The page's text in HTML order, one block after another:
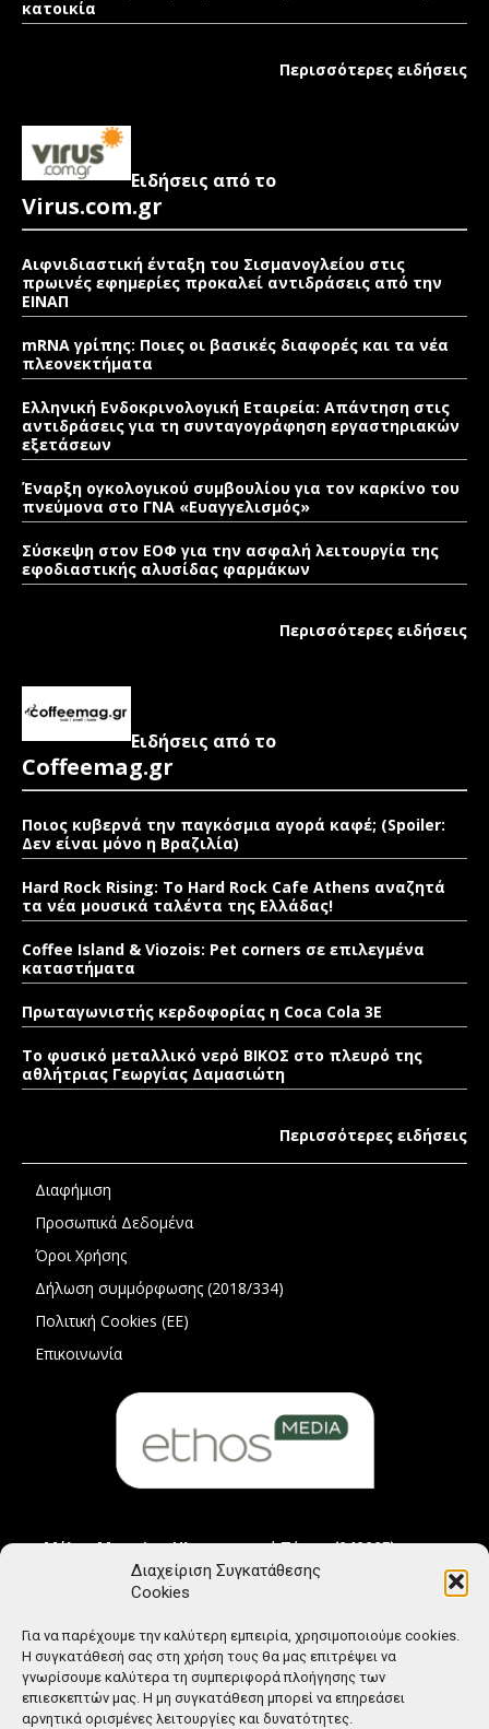
Διαχείριση Συγκατάθεσης
Cookies
Για να παρέχουμε την καλύτερη εμπειρία, χρησιμοποιούμε cookies.
Η συγκατάθεσή σας στη χρήση τους θα μας επιτρέψει να
γνωρίσουμε καλύτερα τη συμπεριφορά πλοήγησης των
επιεσκεπτών μας. Η μη συγκατάθεση μπορεί να επηρεάσει
αρνητικά ορισμένες λειτουργίες και δυνατότητες.
κατοικία
Περισσότερες ειδήσεις
Ειδήσεις από το
Virus.com.gr
Αιφνιδιαστική ένταξη του Σισμανογλείου στις
πρωινές εφημερίες προκαλεί αντιδράσεις από την
ΕΙΝΑΠ
mRNA γρίπης: Ποιες οι βασικές διαφορές και τα νέα
πλεονεκτήματα
Ελληνική Ενδοκρινολογική Εταιρεία: Απάντηση στις
αντιδράσεις για τη συνταγογράφηση εργαστηριακών
εξετάσεων
Έναρξη ογκολογικού συμβουλίου για τον καρκίνο του
πνεύμονα στο ΓΝΑ «Ευαγγελισμός»
Σύσκεψη στον ΕΟΦ για την ασφαλή λειτουργία της
εφοδιαστικής αλυσίδας φαρμάκων
Περισσότερες ειδήσεις
Ειδήσεις από το
Coffeemag.gr
Ποιος κυβερνά την παγκόσμια αγορά καφέ; (Spoiler:
Δεν είναι μόνο η Βραζιλία)
Hard Rock Rising: Το Hard Rock Cafe Athens αναζητά
τα νέα μουσικά ταλέντα της Ελλάδας!
Coffee Island & Viozois: Pet corners σε επιλεγμένα
καταστήματα
Πρωταγωνιστής κερδοφορίας η Coca Cola 3E
Το φυσικό μεταλλικό νερό ΒΙΚΟΣ στο πλευρό της
αθλήτριας Γεωργίας Δαμασιώτη
Περισσότερες ειδήσεις
Διαφήμιση
Προσωπικά Δεδομένα
Όροι Χρήσης
Δήλωση συμμόρφωσης (2018/334)
Πολιτική Cookies (ΕΕ)
Επικοινωνία
Μέλος Μητρώου Ηλεκτρονικού Τύπου (242225)